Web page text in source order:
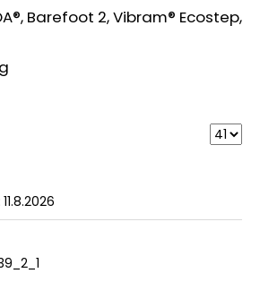
Barefoot 2, Vibram® Ecostep,
11.8.2026